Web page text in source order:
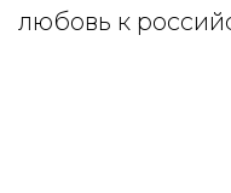
любовь к